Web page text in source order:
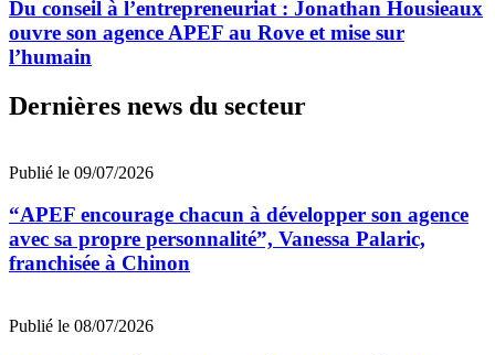
Du conseil à l’entrepreneuriat : Jonathan Housieaux
ouvre son agence APEF au Rove et mise sur
l’humain
Dernières news du secteur
Publié le 09/07/2026
“APEF encourage chacun à développer son agence
avec sa propre personnalité”, Vanessa Palaric,
franchisée à Chinon
Publié le 08/07/2026